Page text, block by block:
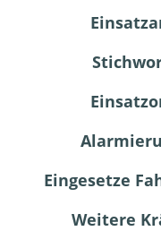
Eingesetze
Weitere